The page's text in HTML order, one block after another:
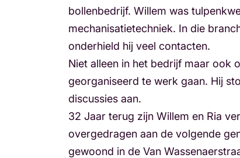
bollenbedrijf. Willem was
mechanisatietechniek. In die
onderhield hij veel contacten.
Niet alleen in het bedrijf maar ook
georganiseerd te werk gaan. Hij
discussies aan.
32 Jaar terug zijn Willem en Ria
overgedragen aan de volgende
gewoond in de Van